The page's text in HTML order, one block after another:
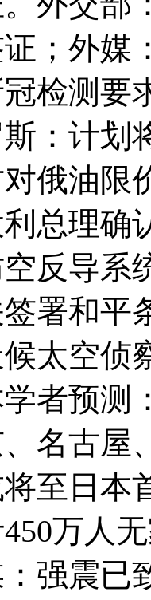
；外媒
检测要
：计划
俄油限
总理确
反导系
署和平
太空侦
者预测
名古屋
至日本
万人
强震已